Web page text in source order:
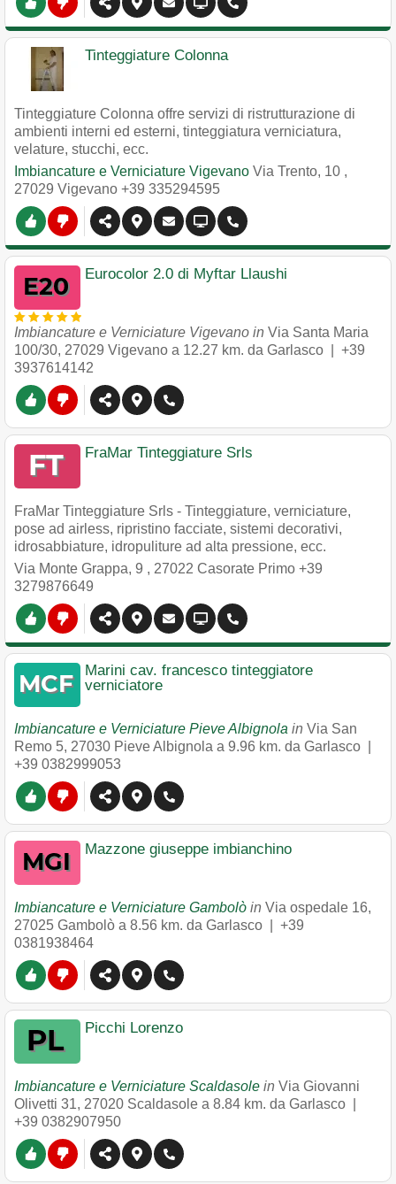
Tinteggiature Colonna
Tinteggiature Colonna offre servizi di ristrutturazione di
ambienti interni ed esterni, tinteggiatura verniciatura,
velature, stucchi, ecc.
Imbiancature e Verniciature Vigevano Via Trento, 10 ,
27029 Vigevano +39 335294595
Eurocolor 2.0 di Myftar Llaushi
Imbiancature e Verniciature Vigevano in Via Santa Maria
100/30, 27029 Vigevano a 12.27 km. da Garlasco | +39
3937614142
FraMar Tinteggiature Srls
FraMar Tinteggiature Srls - Tinteggiature, verniciature,
pose ad airless, ripristino facciate, sistemi decorativi,
idrosabbiature, idropuliture ad alta pressione, ecc.
Via Monte Grappa, 9 , 27022 Casorate Primo +39
3279876649
Marini cav. francesco tinteggiatore
verniciatore
Imbiancature e Verniciature Pieve Albignola in Via San
Remo 5, 27030 Pieve Albignola a 9.96 km. da Garlasco |
+39 0382999053
Mazzone giuseppe imbianchino
Imbiancature e Verniciature Gambolò in Via ospedale 16,
27025 Gambolò a 8.56 km. da Garlasco | +39
0381938464
Picchi Lorenzo
Imbiancature e Verniciature Scaldasole in Via Giovanni
Olivetti 31, 27020 Scaldasole a 8.84 km. da Garlasco |
+39 0382907950